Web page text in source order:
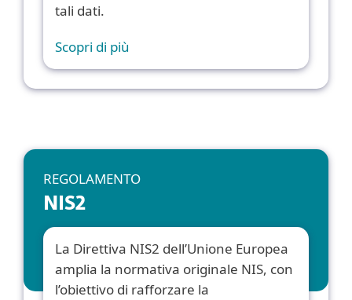
tali dati.
Scopri di più
REGOLAMENTO
NIS2
La Direttiva NIS2 dell’Unione Europea
amplia la normativa originale NIS, con
l’obiettivo di rafforzare la